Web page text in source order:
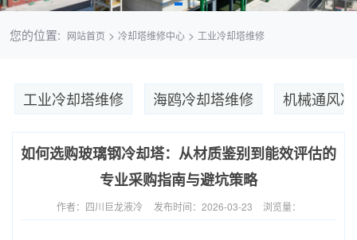
您的位置: 网站首页 > 冷却塔维修中心> 工业冷却塔维修
工业冷却塔维修 海鸥冷却塔维修 机械通风
如何选购玻璃钢冷却塔：从材质鉴别到能效评估的
专业采购指南与避坑策略
作者：四川巨龙液冷 发布时间：2026-03-23 浏览量：